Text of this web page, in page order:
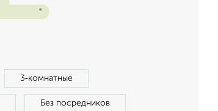
3‑комнатные
Без посредников